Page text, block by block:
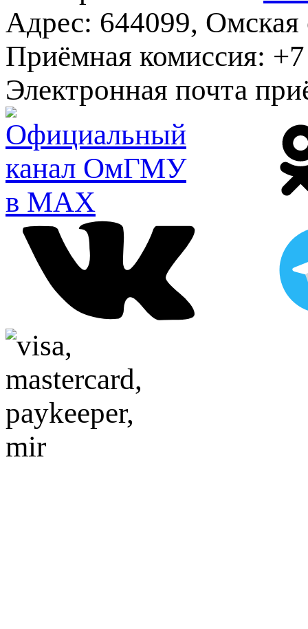
Адрес: 644099, Омская
Приёмная комиссия:
Электронная почта